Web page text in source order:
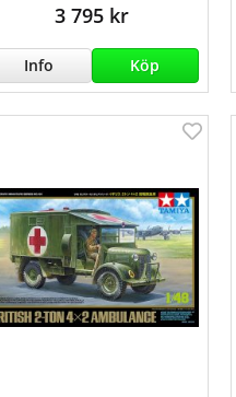
3 795 kr
Info Köp